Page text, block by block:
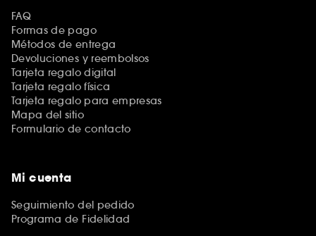
FAQ
Formas de pago
Métodos de entrega
Devoluciones y reembolsos
Tarjeta regalo digital
Tarjeta regalo física
Tarjeta regalo para empresas
Mapa del sitio
Formulario de contacto
Mi cuenta
Seguimiento del pedido
Programa de Fidelidad